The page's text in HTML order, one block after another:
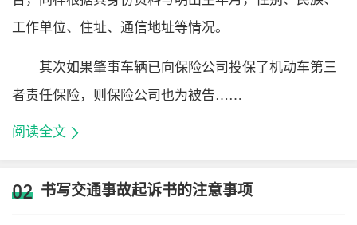
工作单位、住址、通信地址等情况。
其次如果肇事车辆已向保险公司投保了机动车第三
者责任保险，则保险公司也为被告……
阅读全文
02 书写交通事故起诉书的注意事项